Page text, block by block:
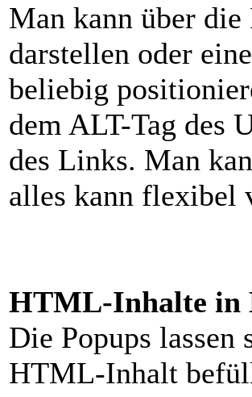
Man kann über
darstellen oder
beliebig
dem ALT-Tag des
des Links. Man
alles kann flexibel
HTML-Inhalte in
Die Popups
HTML-Inhalt